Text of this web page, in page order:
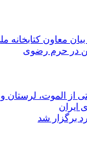
معاون کتابخانه
در حرم رضوی
از الموت، لرستان و
ایران
برگزار شد